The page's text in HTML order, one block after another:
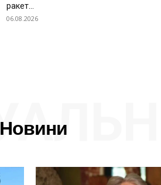
ракет...
06.08.2026
Новини